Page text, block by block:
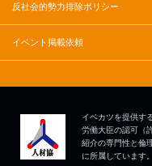
反社会的勢力排除ポリシー
イベント掲載依頼